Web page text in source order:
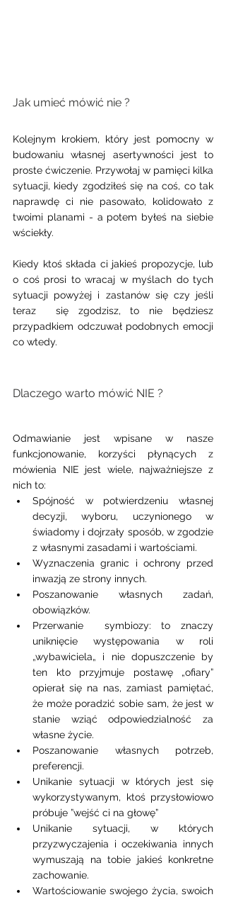
Jak umieć mówić nie ?
Kolejnym krokiem, który jest pomocny w
budowaniu własnej asertywności jest to
proste ćwiczenie. Przywołaj w pamięci kilka
sytuacji, kiedy zgodziłeś się na coś, co tak
naprawdę ci nie pasowało, kolidowało z
twoimi planami - a potem byłeś na siebie
wściekły.
Kiedy ktoś składa ci jakieś propozycje, lub
o coś prosi to wracaj w myślach do tych
sytuacji powyżej i zastanów się czy jeśli
teraz  się zgodzisz, to nie będziesz
przypadkiem odczuwał podobnych emocji
co wtedy.
Dlaczego warto mówić NIE ?
Odmawianie jest wpisane w nasze
funkcjonowanie, korzyści płynących z
mówienia NIE jest wiele, najważniejsze z
nich to:
Spójność w potwierdzeniu własnej
decyzji, wyboru, uczynionego w
świadomy i dojrzały sposób, w zgodzie
z własnymi zasadami i wartościami.
Wyznaczenia granic i ochrony przed
inwazją ze strony innych.
Poszanowanie własnych zadań,
obowiązków.
Przerwanie  symbiozy: to znaczy
uniknięcie występowania w roli
„wybawiciela„ i nie dopuszczenie by
ten kto przyjmuje postawę „ofiary”
opierał się na nas, zamiast pamiętać,
że może poradzić sobie sam, że jest w
stanie wziąć odpowiedzialność za
własne życie.
Poszanowanie własnych potrzeb,
preferencji.
Unikanie sytuacji w których jest się
wykorzystywanym, ktoś przysłowiowo
próbuje ”wejść ci na głowę”
Unikanie sytuacji, w których
przyzwyczajenia i oczekiwania innych
wymuszają na tobie jakieś konkretne
zachowanie.
Wartościowanie swojego życia, swoich